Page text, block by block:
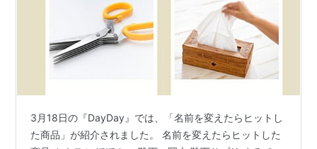
3月18日の『DayDay』では、「名前を変えたらヒットし
た商品」が紹介されました。 名前を変えたらヒットした